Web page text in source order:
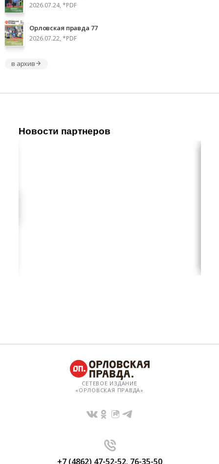
2026.07.24, *PDF
Орловская правда 77
2026.07.22, *PDF
в архив
Новости партнеров
СЕТЕВОЕ ИЗДАНИЕ
«ОРЛОВСКАЯ ПРАВДА»
+7 (4862) 47-52-52, 76-35-50